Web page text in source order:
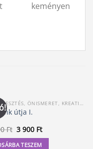
keményen
útja I.
Ft Original
price
was:
3 900 FtCurrent
price
is:
TESZEM